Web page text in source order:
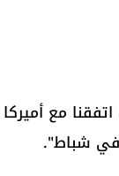
اتفقنا مع
في شباط".